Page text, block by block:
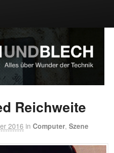
Reichweite
2016 in Computer, Szene